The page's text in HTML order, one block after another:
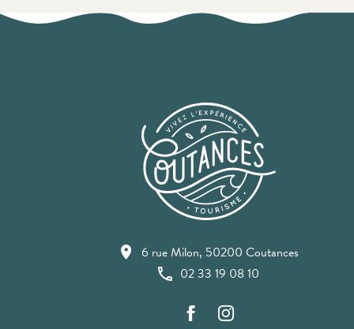
6 rue Milon, 50200 Coutances
02 33 19 08 10